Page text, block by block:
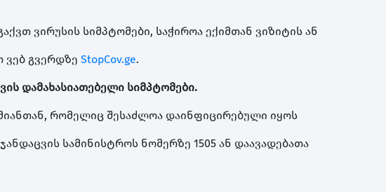
ვირუსის სიმპტომები, საჭიროა ექიმთან ვიზიტის ან
ვებ გვერდზე StopCov.ge.
დამახასიათებელი სიმპტომები.
რომელიც შესაძლოა დაინფიცირებული იყოს
სამინისტროს ნომერზე 1505 ან დაავადებათა